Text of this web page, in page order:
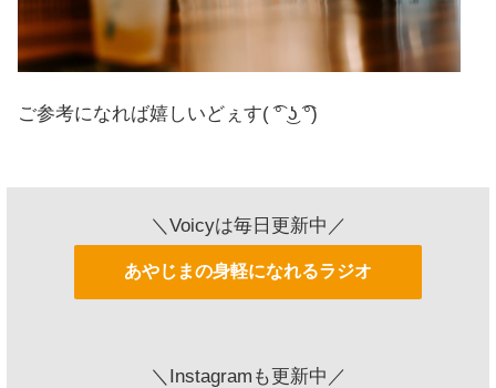
ご参考になれば嬉しいどぇす( ͡° ͜ʖ ͡°)
＼Voicyは毎日更新中／
あやじまの身軽になれるラジオ
＼Instagramも更新中／